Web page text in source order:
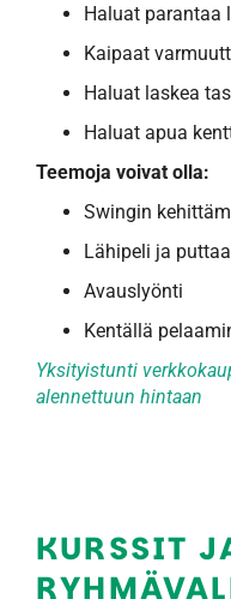
Haluat parantaa
Kaipaat
Haluat laskea
Haluat apua
Teemoja voivat olla:
Swingin
Lähipeli ja
Avauslyönti
Kentällä
Yksityistunti
alennettuun hintaan
KURSSIT